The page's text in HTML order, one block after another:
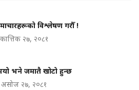
विश्लेषण गरौँ !
२७, २०८१
भने जमातै खोटो हुन्छ
२७, २०८१